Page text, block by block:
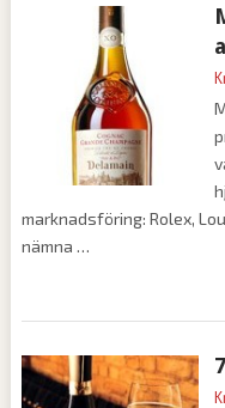
marknadsföring: Rolex,
nämna